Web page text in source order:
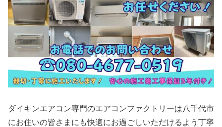
ダイキンエアコン専門のエアコンファクトリーは八千代市
にお住いの皆さまにも快適にお過ごしいただけるよう丁寧